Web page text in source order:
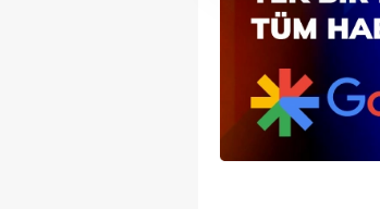
amacıyla
reklam/
Çerezlere
butonuna
6698 sayılı